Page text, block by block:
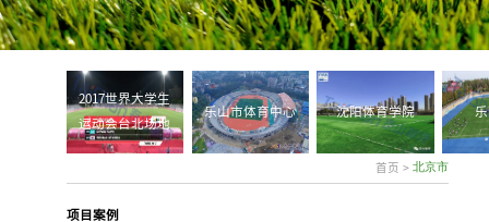
2017世界大学生
运动会台北场地
乐山市体育中心 沈阳体育学院
首页 > 北京市
项目案例